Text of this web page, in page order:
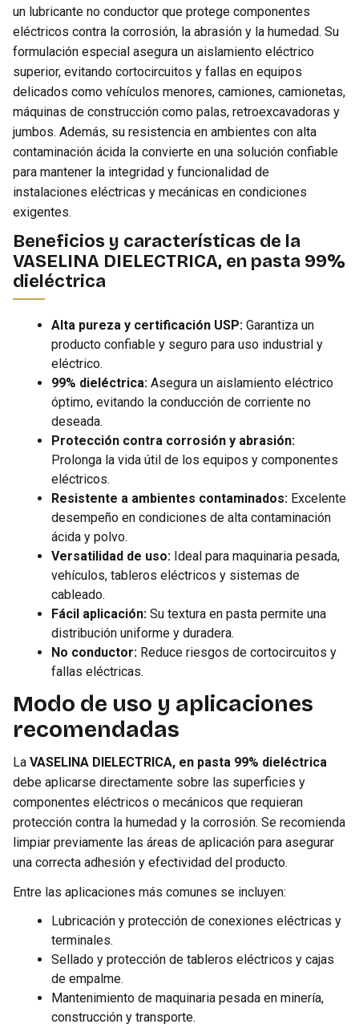
un lubricante no conductor que protege componentes
eléctricos contra la corrosión, la abrasión y la humedad. Su
formulación especial asegura un aislamiento eléctrico
superior, evitando cortocircuitos y fallas en equipos
delicados como vehículos menores, camiones, camionetas,
máquinas de construcción como palas, retroexcavadoras y
jumbos. Además, su resistencia en ambientes con alta
contaminación ácida la convierte en una solución confiable
para mantener la integridad y funcionalidad de
instalaciones eléctricas y mecánicas en condiciones
exigentes.
Beneficios y características de la
VASELINA DIELECTRICA, en pasta 99%
dieléctrica
Alta pureza y certificación USP: Garantiza un
producto confiable y seguro para uso industrial y
eléctrico.
99% dieléctrica: Asegura un aislamiento eléctrico
óptimo, evitando la conducción de corriente no
deseada.
Protección contra corrosión y abrasión:
Prolonga la vida útil de los equipos y componentes
eléctricos.
Resistente a ambientes contaminados: Excelente
desempeño en condiciones de alta contaminación
ácida y polvo.
Versatilidad de uso: Ideal para maquinaria pesada,
vehículos, tableros eléctricos y sistemas de
cableado.
Fácil aplicación: Su textura en pasta permite una
distribución uniforme y duradera.
No conductor: Reduce riesgos de cortocircuitos y
fallas eléctricas.
Modo de uso y aplicaciones
recomendadas
La VASELINA DIELECTRICA, en pasta 99% dieléctrica
debe aplicarse directamente sobre las superficies y
componentes eléctricos o mecánicos que requieran
protección contra la humedad y la corrosión. Se recomienda
limpiar previamente las áreas de aplicación para asegurar
una correcta adhesión y efectividad del producto.
Entre las aplicaciones más comunes se incluyen:
Lubricación y protección de conexiones eléctricas y
terminales.
Sellado y protección de tableros eléctricos y cajas
de empalme.
Mantenimiento de maquinaria pesada en minería,
construcción y transporte.